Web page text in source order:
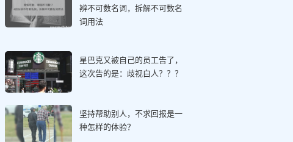
辨不可数名词，拆解不可数名
词用法
星巴克又被自己的员工告了，
这次告的是：歧视白人？？？
坚持帮助别人，不求回报是一
种怎样的体验？